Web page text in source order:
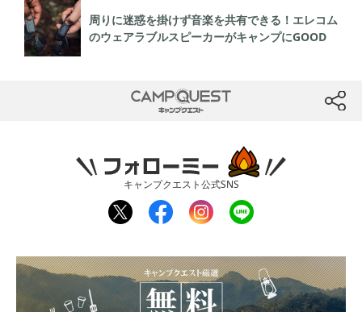
周りに迷惑を掛けず音楽を共有できる！エレコム
のウェアラブルスピーカーがキャンプにGOOD
btn
CAMP QUEST
キャンプクエスト公式SNS
twit
ter
fac
ebo
inst
agr
line